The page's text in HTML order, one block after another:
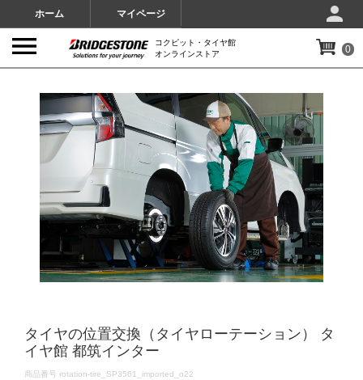
ホーム マイページ
コクピット・タイヤ館
オンラインストア
0
タイヤの位置交換（タイヤローテーション） タ
イヤ館 都筑インター
DETAILS
商品番号 rotation-tire_SP3561_imported_o22